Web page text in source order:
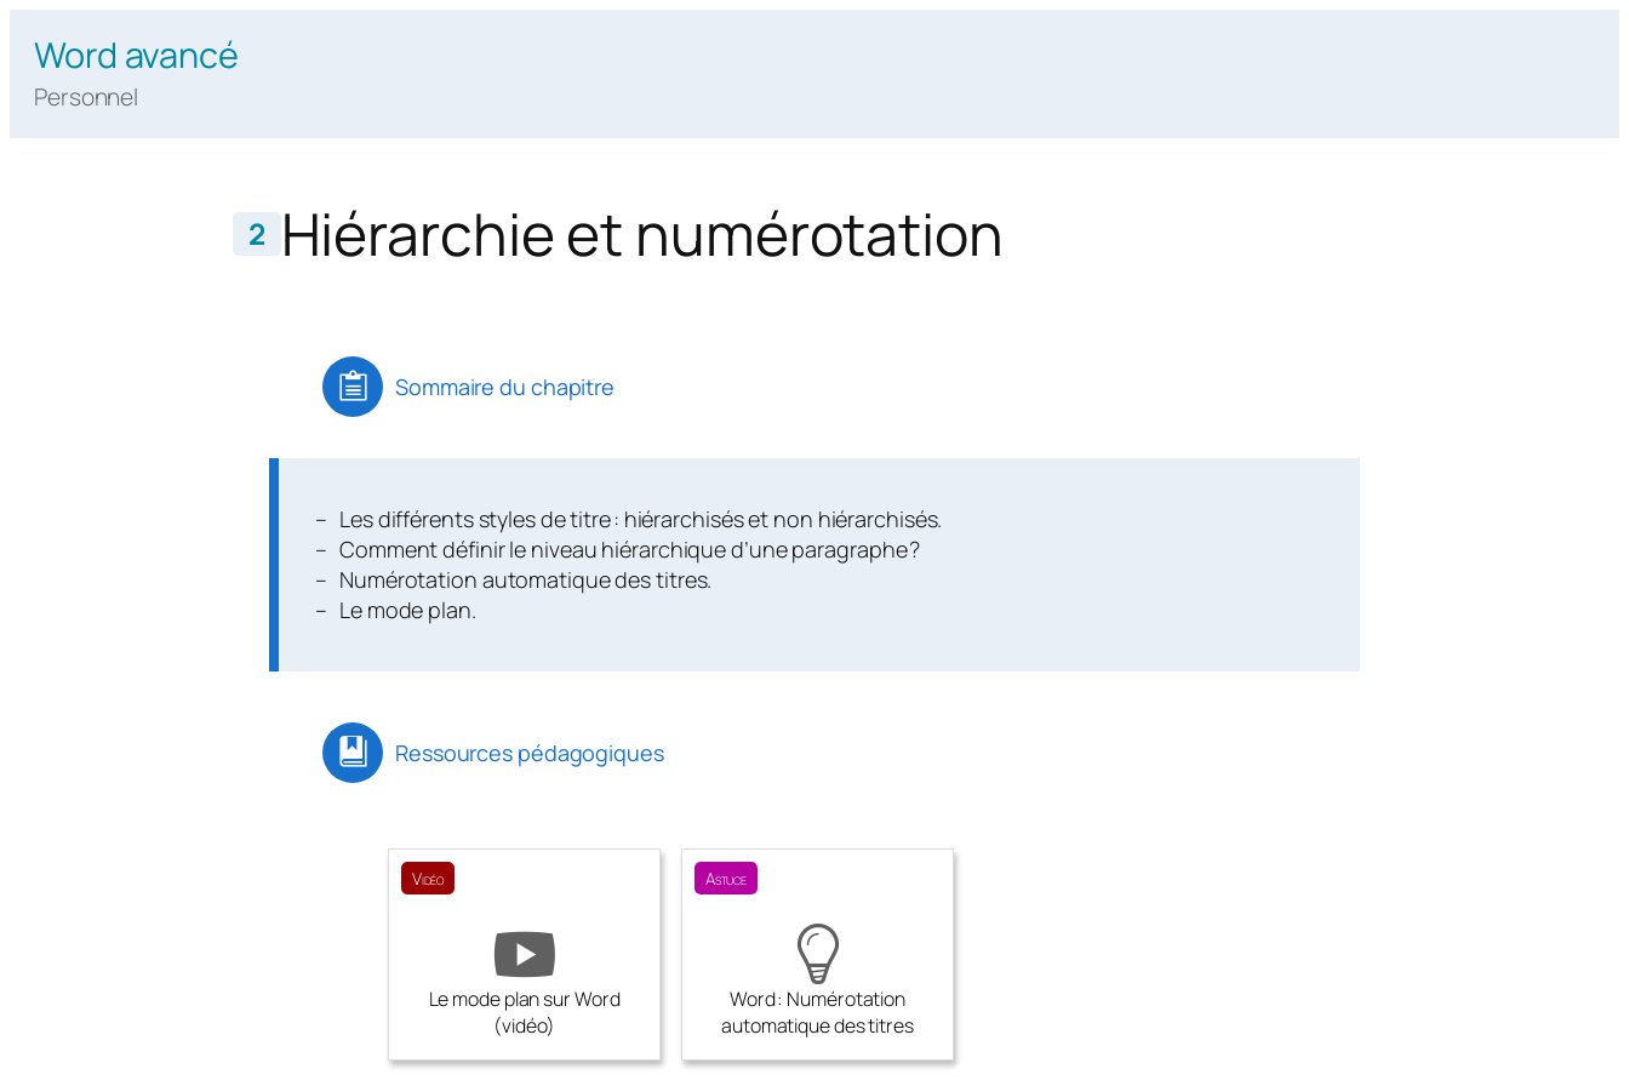
contenu
Word avancé
Personnel
2 Hiérarchie et numérotation
Sommaire du chapitre
Les différents styles de titre : hiérarchisés et non hiérarchisés.
Comment définir le niveau hiérarchique d’une paragraphe ?
Numérotation automatique des titres.
Le mode plan.
Ressources pédagogiques
Le mode plan sur Word
(vidéo)
Vidéo
Word : Numérotation
automatique des titres
Astuce